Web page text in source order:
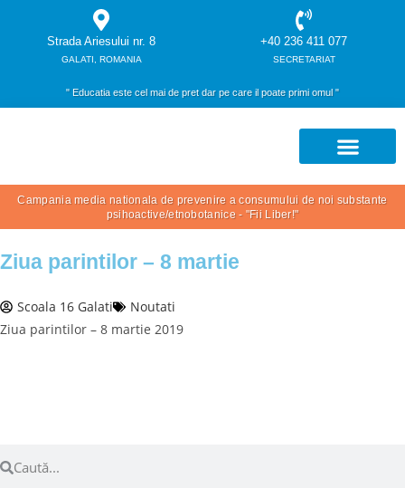
Strada Ariesului nr. 8
GALATI, ROMANIA
+40 236 411 077
SECRETARIAT
" Educatia este cel mai de pret dar pe care il poate primi omul "
Campania media nationala de prevenire a consumului de noi substante
psihoactive/etnobotanice - "Fii Liber!"
Ziua parintilor – 8 martie
Scoala 16 Galati
Noutati
Ziua parintilor – 8 martie 2019